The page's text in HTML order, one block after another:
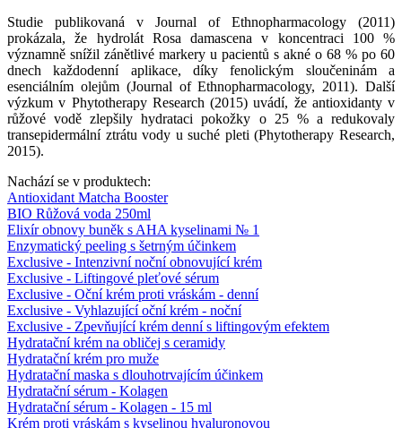
Studie publikovaná v Journal of Ethnopharmacology (2011)
prokázala, že hydrolát Rosa damascena v koncentraci 100 %
významně snížil zánětlivé markery u pacientů s akné o 68 % po 60
dnech každodenní aplikace, díky fenolickým sloučeninám a
esenciálním olejům (Journal of Ethnopharmacology, 2011). Další
výzkum v Phytotherapy Research (2015) uvádí, že antioxidanty v
růžové vodě zlepšily hydrataci pokožky o 25 % a redukovaly
transepidermální ztrátu vody u suché pleti (Phytotherapy Research,
2015).
Nachází se v produktech:
Antioxidant Matcha Booster
BIO Růžová voda 250ml
Elixír obnovy buněk s AHA kyselinami № 1
Enzymatický peeling s šetrným účinkem
Exclusive - Intenzivní noční obnovující krém
Exclusive - Liftingové pleťové sérum
Exclusive - Oční krém proti vráskám - denní
Exclusive - Vyhlazující oční krém - noční
Exclusive - Zpevňující krém denní s liftingovým efektem
Hydratační krém na obličej s ceramidy
Hydratační krém pro muže
Hydratační maska ​​s dlouhotrvajícím účinkem
Hydratační sérum - Kolagen
Hydratační sérum - Kolagen - 15 ml
Krém proti vráskám s kyselinou hyaluronovou